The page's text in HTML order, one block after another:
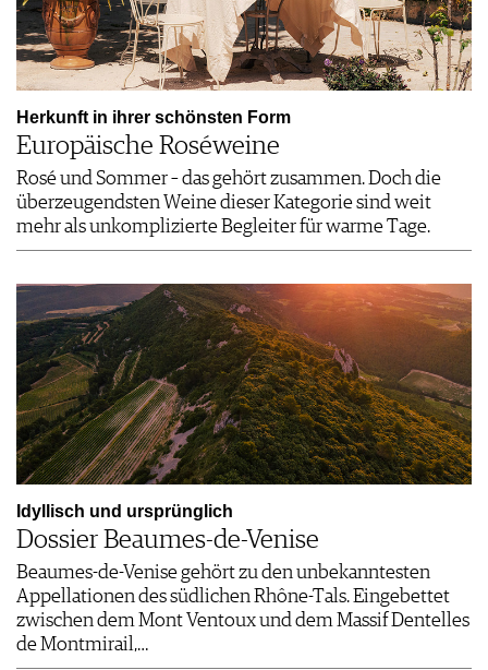
Herkunft in ihrer schönsten Form
Europäische Roséweine
Rosé und Sommer – das gehört zusammen. Doch die
überzeugendsten Weine dieser Kategorie sind weit
mehr als unkomplizierte Begleiter für warme Tage.
Idyllisch und ursprünglich
Dossier Beaumes-de-Venise
Beaumes-de-Venise gehört zu den unbekanntesten
Appellationen des südlichen Rhône-Tals. Eingebettet
zwischen dem Mont Ventoux und dem Massif Dentelles
de Montmirail,…